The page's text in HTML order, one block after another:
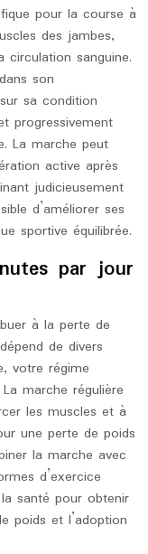
pour la course à
des jambes,
circulation sanguine.
son
sa condition
progressivement
La marche peut
active après
judicieusement
d’améliorer ses
sportive équilibrée.
par jour
à la perte de
de divers
votre régime
marche régulière
les muscles et à
une perte de poids
la marche avec
d’exercice
santé pour obtenir
poids et l’adoption